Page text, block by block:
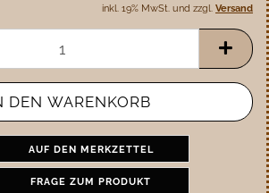
inkl. 19% MwSt. und zzgl. Versand
AUF DEN MERKZETTEL
FRAGE ZUM PRODUKT